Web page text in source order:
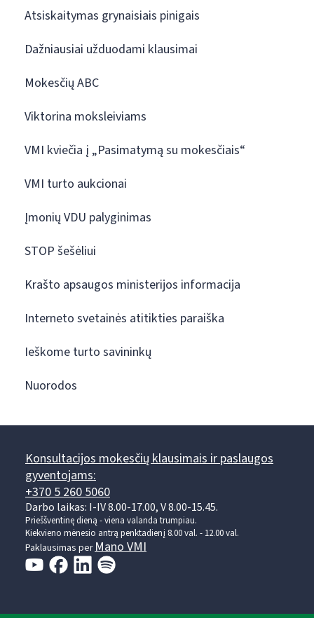
Atsiskaitymas grynaisiais pinigais
Dažniausiai užduodami klausimai
Mokesčių ABC
Viktorina moksleiviams
VMI kviečia į „Pasimatymą su mokesčiais“
VMI turto aukcionai
Įmonių VDU palyginimas
STOP šešėliui
Krašto apsaugos ministerijos informacija
Interneto svetainės atitikties paraiška
Ieškome turto savininkų
Nuorodos
Konsultacijos mokesčių klausimais ir paslaugos
gyventojams:
+370 5 260 5060
Darbo laikas: I-IV 8.00-17.00, V 8.00-15.45.
Prieššventinę dieną - viena valanda trumpiau.
Kiekvieno mėnesio antrą penktadienį 8.00 val. - 12.00 val.
Paklausimas per Mano VMI